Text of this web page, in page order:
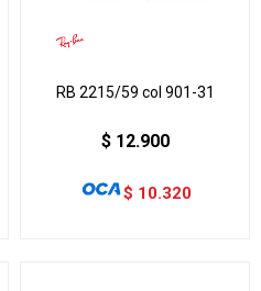
RB 2215/59 col 901-31
$ 12.900
$ 10.320